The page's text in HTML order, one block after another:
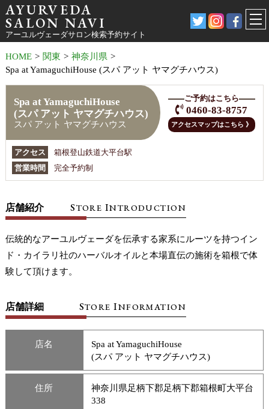
AYURVEDA
SALON NAVI
アーユルヴェーダサロン検索予約サイト
HOME > 関東 > 神奈川県 >
Spa at YamaguchiHouse (スパ アット ヤマグチハウス)
Spa at YamaguchiHouse
(スパ アット ヤマグチハウス)
スパ アット ヤマグチハウス
ご予約はこちら
0460-83-8757
アクセスマップはこちら 》
アクセス
箱根登山鉄道大平台駅
営業時間
完全予約制
店舗紹介 STORE INTRODUCTION
伝統的なアーユルヴェーダを伝承する家系にルーツを持つイン
ド・カイラリ社のハーバルオイルと本場直伝の施術を箱根で体
験して頂けます。
店舗詳細 STOREINFORMATION
店名
Spa at YamaguchiHouse
(スパ アット ヤマグチハウス)
住所
神奈川県足柄下郡足柄下郡箱根町大平台
338